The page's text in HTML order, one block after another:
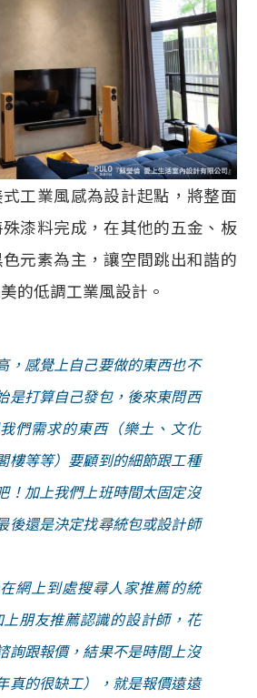
工業風感為設計起點，將整面
漆料完成，在其他的五金、板
元素為主，讓空間跳出和諧的
的低調工業風設計。
，感覺上自己要做的東西也不
是打算自己發包，後來東問西
們需求的東西（樂土、文化
樓等等）要顧到的細節跟工種
！加上我們上班時間太固定沒
後還是決定找尋統包或設計師
網上到處搜尋人家推薦的統
朋友推薦認識的設計師，花
詢跟報價，結果不是時間上沒
真的很缺工），就是報價遠遠